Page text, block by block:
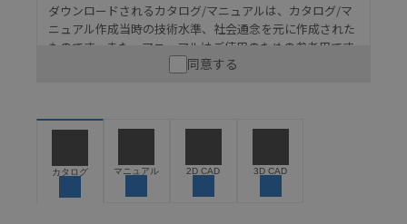
ダウンロードされるカタログ/マニュアルは、カタログ/マ
ニュアル作成当時の技術水準、社会通念を元に作成された
ものです。また、マニュアルはご使用のための参考用です
ので、ご使用にあたっての安全性については十分にご配慮
うな用途に使用される場合には、システム全体として
保できるよう設計されていること、および本製品が全
同意する
カタログ マニュアル 2D CAD 3D CAD